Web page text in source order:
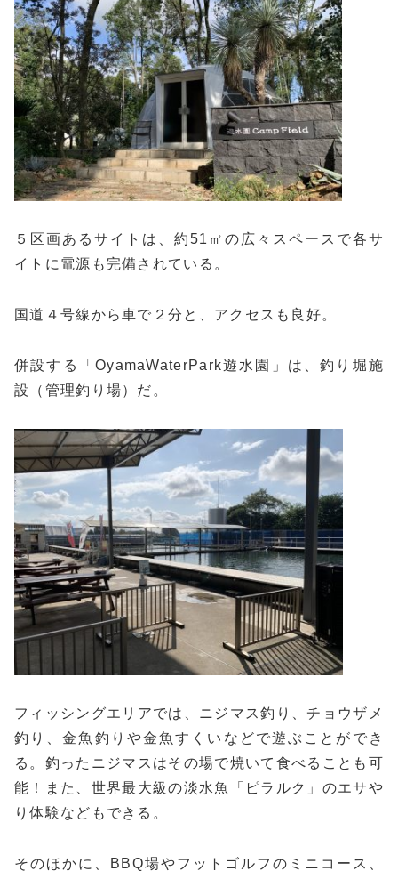
５区画あるサイトは、約51㎡の広々スペースで各サ
イトに電源も完備されている。
国道４号線から車で２分と、アクセスも良好。
併設する「OyamaWaterPark遊水園」は、釣り堀施
設（管理釣り場）だ。
フィッシングエリアでは、ニジマス釣り、チョウザメ
釣り、金魚釣りや金魚すくいなどで遊ぶことができ
る。釣ったニジマスはその場で焼いて食べることも可
能！また、世界最大級の淡水魚「ピラルク」のエサや
り体験などもできる。
そのほかに、BBQ場やフットゴルフのミニコース、